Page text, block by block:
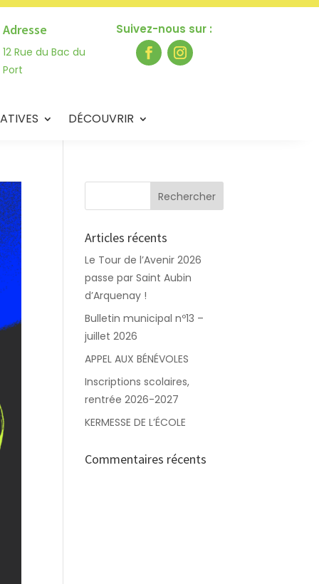
Adresse
12 Rue du Bac du
Port
Suivez-nous sur :
DÉCOUVRIR
Articles récents
Le Tour de l’Avenir 2026
passe par Saint Aubin
d’Arquenay !
Bulletin municipal nº13 –
juillet 2026
APPEL AUX BÉNÉVOLES
Inscriptions scolaires,
rentrée 2026-2027
KERMESSE DE L’ÉCOLE
Commentaires récents